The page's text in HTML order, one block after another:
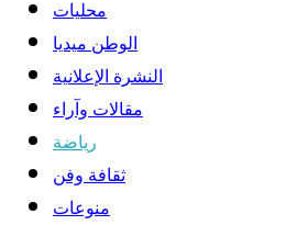
محليات
الوطن ميديا
النشرة الإعلانية
مقالات وآراء
رياضة
ثقافة وفن
منوعات